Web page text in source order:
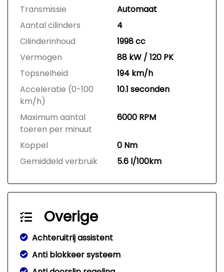
Transmissie
Automaat
Aantal cilinders
4
Cilinderinhoud
1998 cc
Vermogen
88 kW / 120 PK
Topsnelheid
194 km/h
Acceleratie (0-100
km/h)
10.1 seconden
Maximum aantal
toeren per minuut
6000 RPM
Koppel
0 Nm
Gemiddeld verbruik
5.6 l/100km
Overige
Achteruitrij assistent
Anti blokkeer systeem